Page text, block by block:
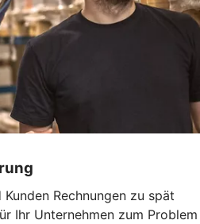
Rechnungen zu spät
Ihr Unternehmen zum Problem